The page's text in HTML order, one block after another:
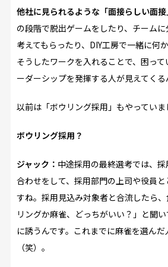
他社に見られるような「面接らしい面接
の段階で脱出ゲームをしたり、チーム
考えてもらったり、DIY工房で一緒に何
そうしたワークを入れることで、困っ
ーダーシップを発揮する人が見えてくる
以前は「ボウリング採用」もやっていま
――ボウリング採用？
ジャック： 中途採用の最終選考では、
合わせをして、採用部門の上司や役員
すね。採用見込み対象者と合流したら
リングか麻雀、どっちがいい？」と聞
に誘うんです。これまでに麻雀を選ん
（笑）。